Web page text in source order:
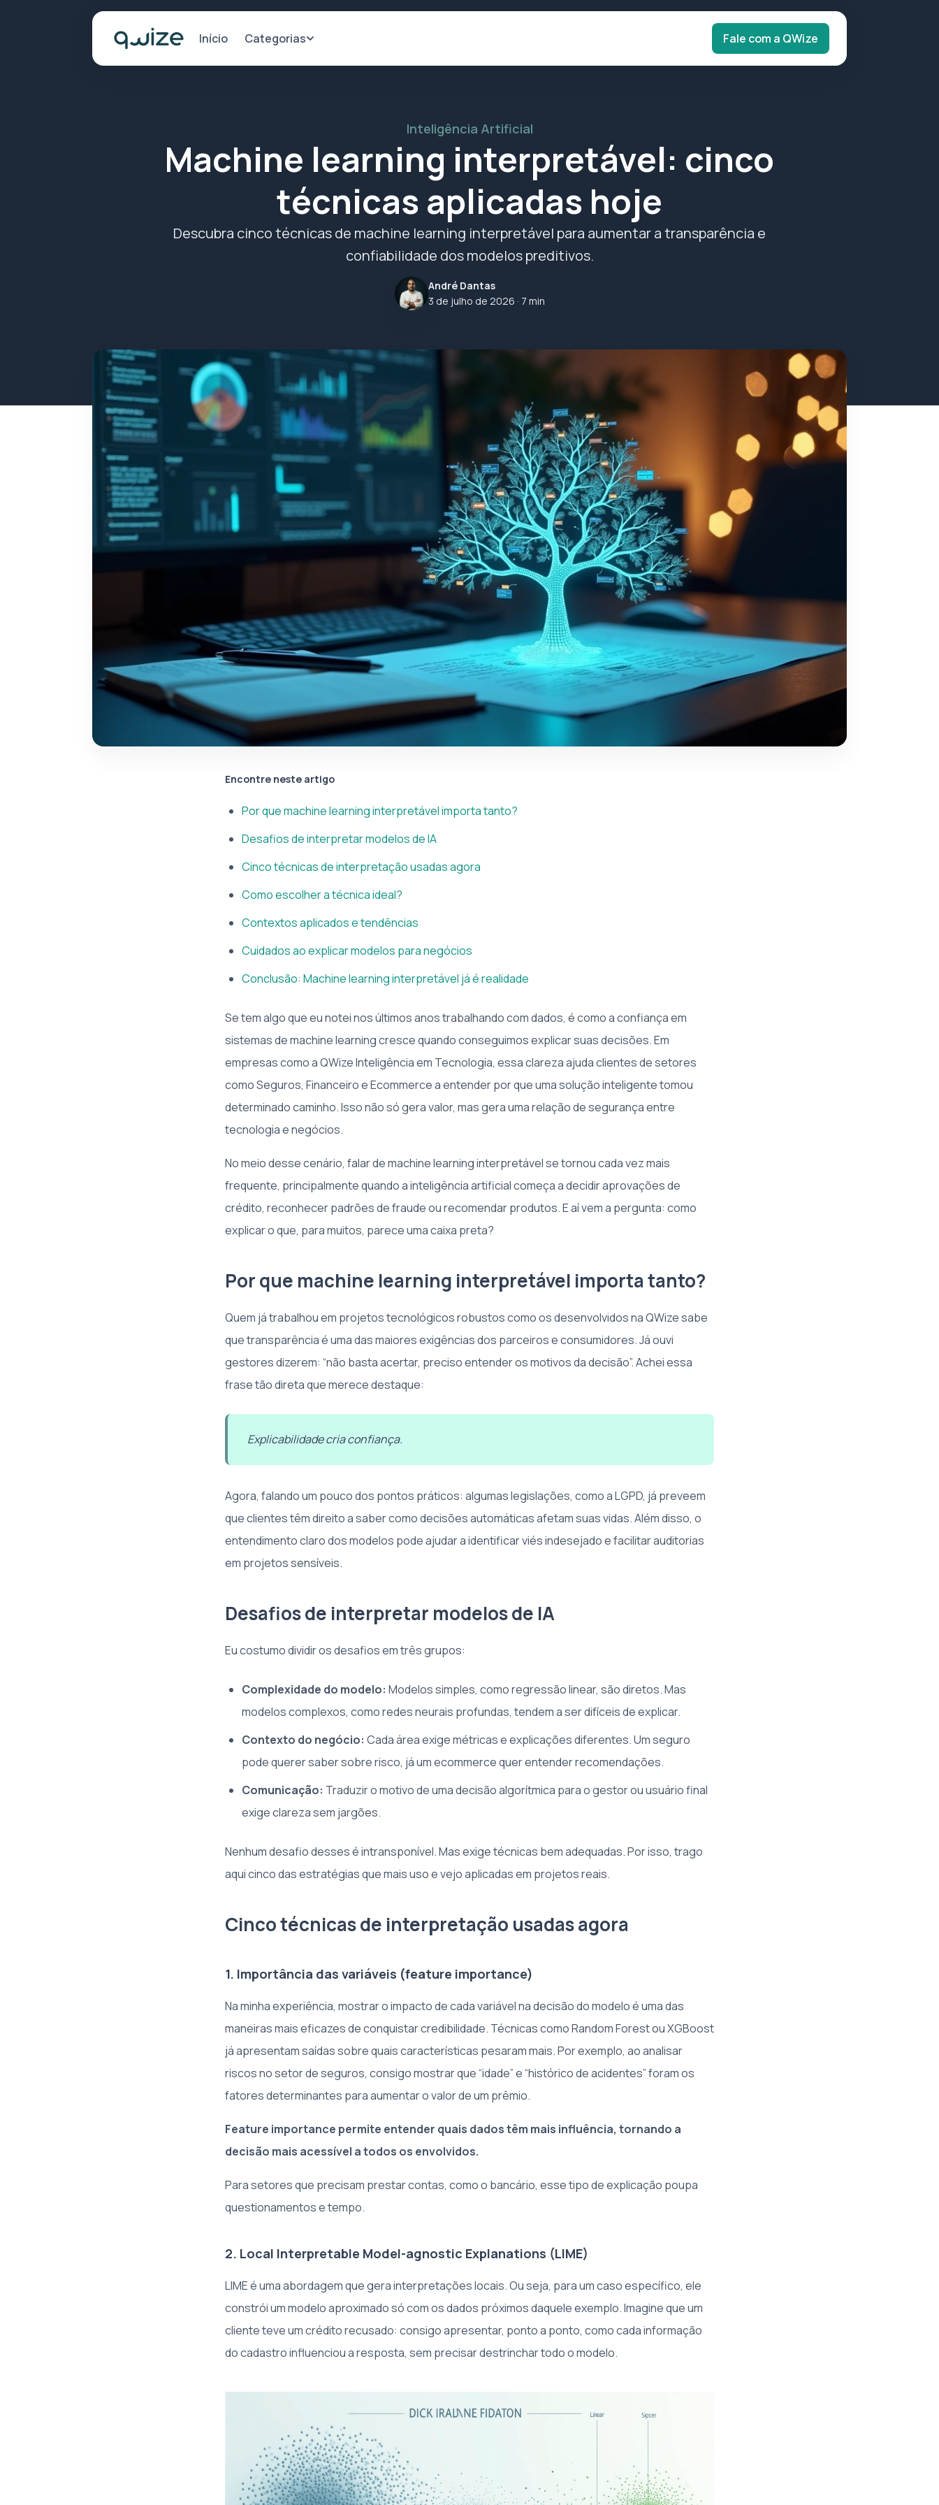
Início Categorias Fale com a QWize
Inteligência Artificial
Machine learning interpretável: cinco
técnicas aplicadas hoje
Descubra cinco técnicas de machine learning interpretável para aumentar a transparência e
confiabilidade dos modelos preditivos.
André Dantas
3 de julho de 2026 · 7 min
Encontre neste artigo
Por que machine learning interpretável importa tanto?
Desafios de interpretar modelos de IA
Cinco técnicas de interpretação usadas agora
Como escolher a técnica ideal?
Contextos aplicados e tendências
Cuidados ao explicar modelos para negócios
Conclusão: Machine learning interpretável já é realidade
Se tem algo que eu notei nos últimos anos trabalhando com dados, é como a confiança em
sistemas de machine learning cresce quando conseguimos explicar suas decisões. Em
empresas como a QWize Inteligência em Tecnologia, essa clareza ajuda clientes de setores
como Seguros, Financeiro e Ecommerce a entender por que uma solução inteligente tomou
determinado caminho. Isso não só gera valor, mas gera uma relação de segurança entre
tecnologia e negócios.
No meio desse cenário, falar de machine learning interpretável se tornou cada vez mais
frequente, principalmente quando a inteligência artificial começa a decidir aprovações de
crédito, reconhecer padrões de fraude ou recomendar produtos. E aí vem a pergunta: como
explicar o que, para muitos, parece uma caixa preta?
Por que machine learning interpretável importa tanto?
Quem já trabalhou em projetos tecnológicos robustos como os desenvolvidos na QWize sabe
que transparência é uma das maiores exigências dos parceiros e consumidores. Já ouvi
gestores dizerem: “não basta acertar, preciso entender os motivos da decisão”. Achei essa
frase tão direta que merece destaque:
Explicabilidade cria confiança.
Agora, falando um pouco dos pontos práticos: algumas legislações, como a LGPD, já preveem
que clientes têm direito a saber como decisões automáticas afetam suas vidas. Além disso, o
entendimento claro dos modelos pode ajudar a identificar viés indesejado e facilitar auditorias
em projetos sensíveis.
Desafios de interpretar modelos de IA
Eu costumo dividir os desafios em três grupos:
Complexidade do modelo: Modelos simples, como regressão linear, são diretos. Mas
modelos complexos, como redes neurais profundas, tendem a ser difíceis de explicar.
Contexto do negócio: Cada área exige métricas e explicações diferentes. Um seguro
pode querer saber sobre risco, já um ecommerce quer entender recomendações.
Comunicação: Traduzir o motivo de uma decisão algorítmica para o gestor ou usuário final
exige clareza sem jargões.
Nenhum desafio desses é intransponível. Mas exige técnicas bem adequadas. Por isso, trago
aqui cinco das estratégias que mais uso e vejo aplicadas em projetos reais.
Cinco técnicas de interpretação usadas agora
1. Importância das variáveis (feature importance)
Na minha experiência, mostrar o impacto de cada variável na decisão do modelo é uma das
maneiras mais eficazes de conquistar credibilidade. Técnicas como Random Forest ou XGBoost
já apresentam saídas sobre quais características pesaram mais. Por exemplo, ao analisar
riscos no setor de seguros, consigo mostrar que “idade” e “histórico de acidentes” foram os
fatores determinantes para aumentar o valor de um prêmio.
Feature importance permite entender quais dados têm mais influência, tornando a
decisão mais acessível a todos os envolvidos.
Para setores que precisam prestar contas, como o bancário, esse tipo de explicação poupa
questionamentos e tempo.
2. Local Interpretable Model-agnostic Explanations (LIME)
LIME é uma abordagem que gera interpretações locais. Ou seja, para um caso específico, ele
constrói um modelo aproximado só com os dados próximos daquele exemplo. Imagine que um
cliente teve um crédito recusado: consigo apresentar, ponto a ponto, como cada informação
do cadastro influenciou a resposta, sem precisar destrinchar todo o modelo.